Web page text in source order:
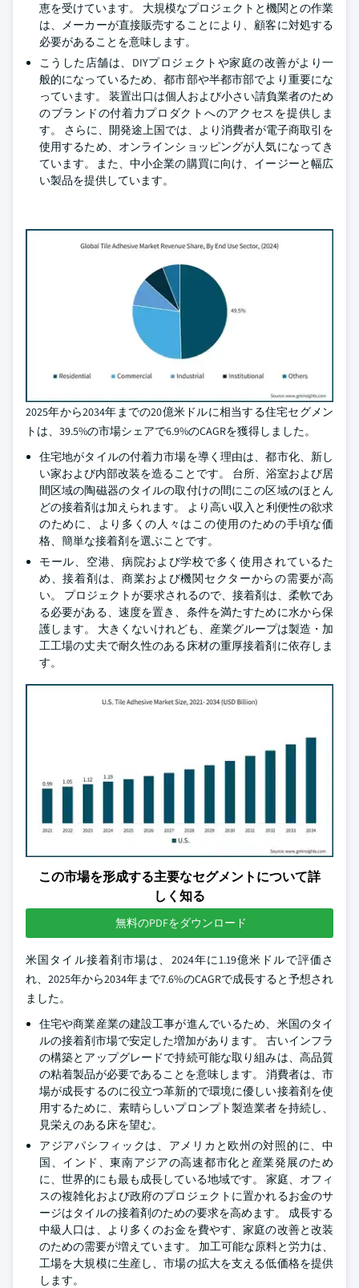
恵を受けています。 大規模なプロジェクトと機関との作業
は、メーカーが直接販売することにより、顧客に対処する
必要があることを意味します。
こうした店舗は、DIYプロジェクトや家庭の改善がより一
般的になっているため、都市部や半都市部でより重要にな
っています。 装置出口は個人および小さい請負業者のため
のブランドの付着力プロダクトへのアクセスを提供しま
す。 さらに、開発途上国では、より消費者が電子商取引を
使用するため、オンラインショッピングが人気になってき
ています。また、中小企業の購買に向け、イージーと幅広
い製品を提供しています。
2025年から2034年までの20億米ドルに相当する住宅セグメン
トは、39.5%の市場シェアで6.9%のCAGRを獲得しました。
住宅地がタイルの付着力市場を導く理由は、都市化、新し
い家および内部改装を造ることです。 台所、浴室および居
間区域の陶磁器のタイルの取付けの間にこの区域のほとん
どの接着剤は加えられます。 より高い収入と利便性の欲求
のために、より多くの人々はこの使用のための手頃な価
格、簡単な接着剤を選ぶことです。
モール、空港、病院および学校で多く使用されているた
め、接着剤は、商業および機関セクターからの需要が高
い。 プロジェクトが要求されるので、接着剤は、柔軟であ
る必要がある、速度を置き、条件を満たすために水から保
護します。 大きくないけれども、産業グループは製造・加
工工場の丈夫で耐久性のある床材の重厚接着剤に依存しま
す。
この市場を形成する主要なセグメントについて詳
しく知る
無料のPDFをダウンロード
米国タイル接着剤市場は、2024年に1.19億米ドルで評価さ
れ、2025年から2034年まで7.6%のCAGRで成長すると予想され
ました。
住宅や商業産業の建設工事が進んでいるため、米国のタイ
ルの接着剤市場で安定した増加があります。 古いインフラ
の構築とアップグレードで持続可能な取り組みは、高品質
の粘着製品が必要であることを意味します。 消費者は、市
場が成長するのに役立つ革新的で環境に優しい接着剤を使
用するために、素晴らしいプロンプト製造業者を持続し、
見栄えのある床を望む。
アジアパシフィックは、アメリカと欧州の対照的に、中
国、インド、東南アジアの高速都市化と産業発展のため
に、世界的にも最も成長している地域です。 家庭、オフィ
スの複雑化および政府のプロジェクトに置かれるお金のサ
ージはタイルの接着剤のための要求を高めます。 成長する
中級人口は、より多くのお金を費やす、家庭の改善と改装
のための需要が増えています。 加工可能な原料と労力は、
工場を大規模に生産し、市場の拡大を支える低価格を提供
します。